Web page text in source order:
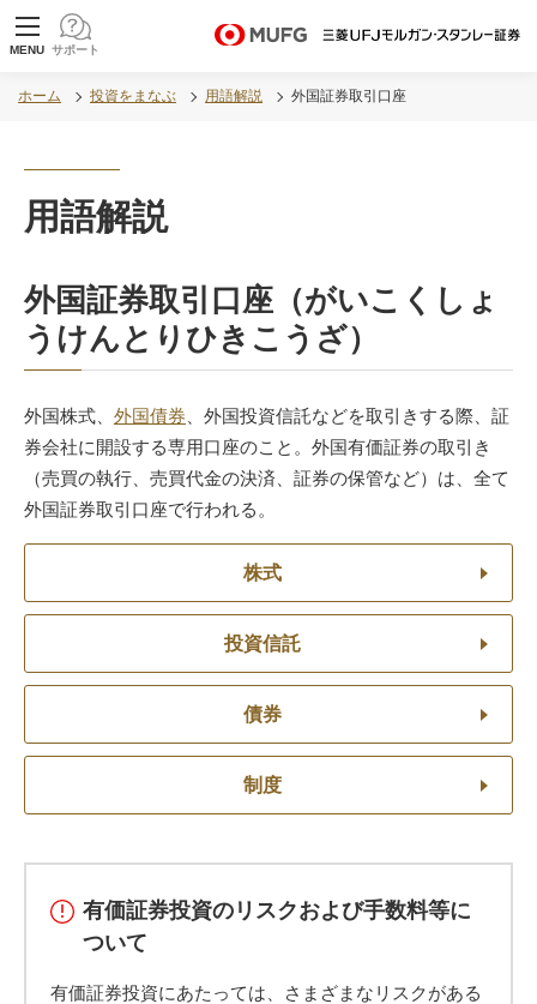
MUFG 世界が進むチカラになる。 三菱ＵＦＪモル
MENU サポート
ホーム 投資をまなぶ 用語解説 外国証券取引口座
用語解説
外国証券取引口座（がいこくしょ
うけんとりひきこうざ）
外国株式、 外国債券 、外国投資信託などを取引きする際、証
券会社に開設する専用口座のこと。外国有価証券の取引き
（売買の執行、売買代金の決済、証券の保管など）は、全て
外国証券取引口座で行われる。
株式
投資信託
債券
制度
有価証券投資のリスクおよび手数料等に
ついて
有価証券投資にあたっては、さまざまなリスクがある